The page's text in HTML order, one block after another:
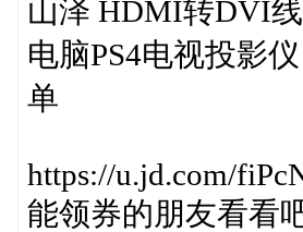
山泽 HDMI转DVI
电脑PS4电视投影
单
https://u.jd.com/
能领券的朋友看看